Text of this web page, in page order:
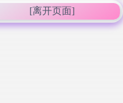
[离开页面]